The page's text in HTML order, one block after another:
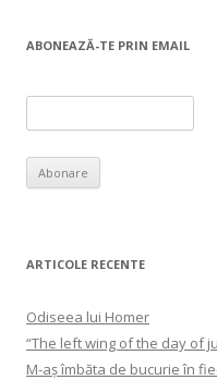
ABONEAZĂ-TE PRIN EMAIL
ARTICOLE RECENTE
Odiseea lui Homer
“The left wing of the day of
M-aș îmbăta de bucurie în